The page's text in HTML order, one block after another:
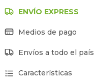
ENVÍO EXPRESS
Medios de pago
Envíos a todo el país
Características